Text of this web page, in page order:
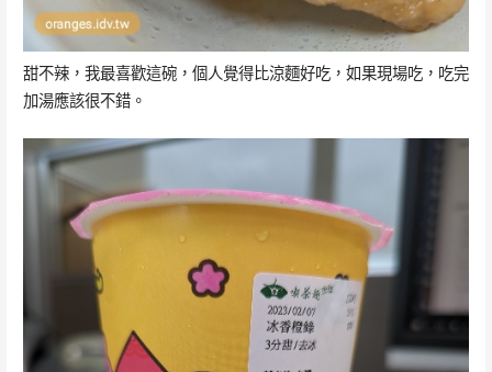
甜不辣，我最喜歡這碗，個人覺得比涼麵好吃，如果現場吃，吃完
加湯應該很不錯。